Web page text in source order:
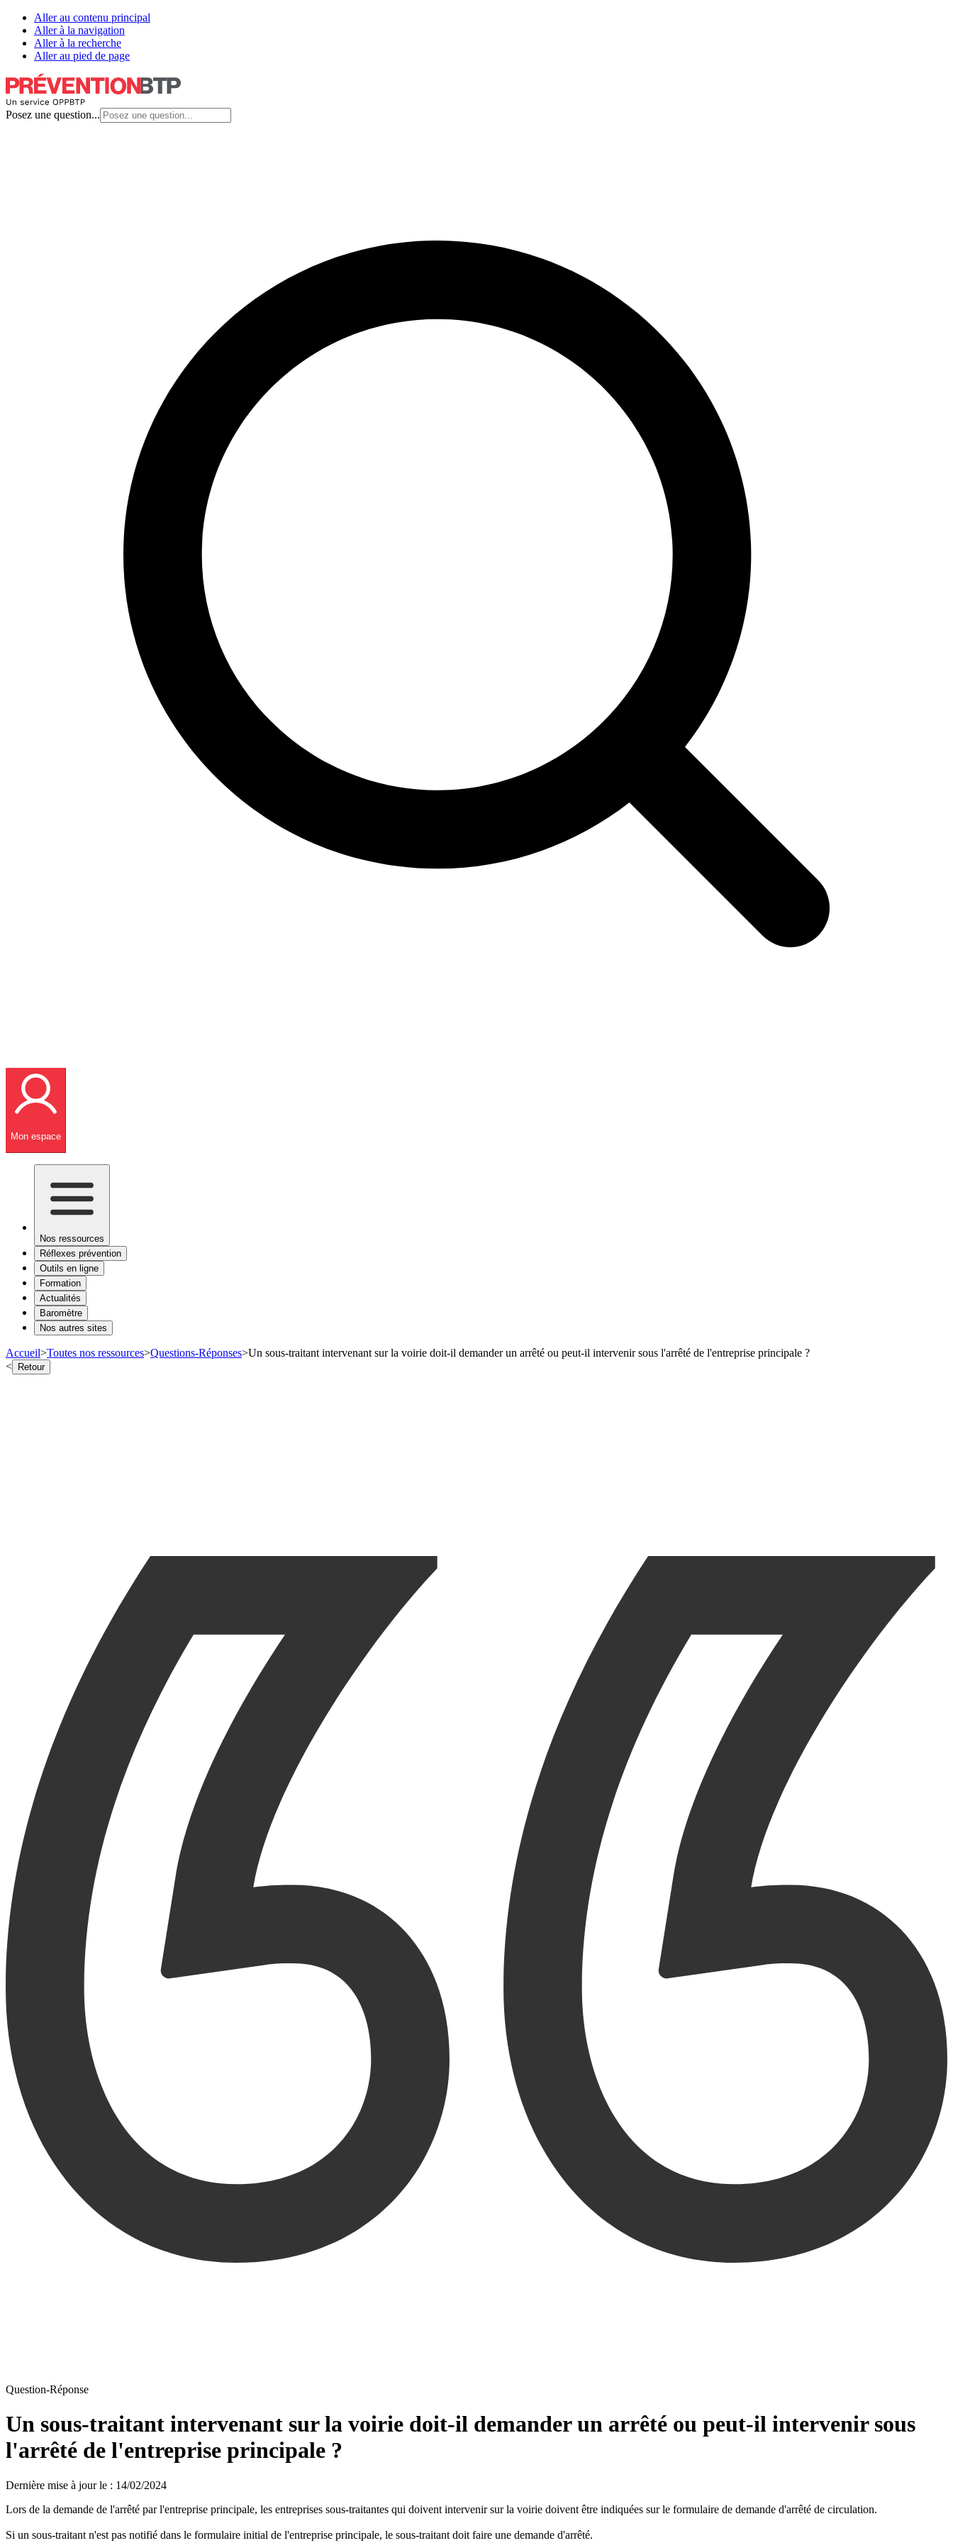
Aller au contenu principal
Aller à la navigation
Aller à la recherche
Aller au pied de page
Posez une question...
Mon espace
Nos ressources
Réflexes prévention
Outils en ligne
Formation
Actualités
Baromètre
Nos autres sites
Accueil>Toutes nos ressources>Questions-Réponses>Un sous-traitant intervenant sur la voirie doit-il demander un arrêté ou peut-il intervenir sous l'arrêté de l'entreprise principale ?
< Retour
Question-Réponse
Un sous-traitant intervenant sur la voirie doit-il demander un arrêté ou peut-il intervenir sous
l'arrêté de l'entreprise principale ?
Dernière mise à jour le : 14/02/2024
Lors de la demande de l'arrêté par l'entreprise principale, les entreprises sous-traitantes qui doivent intervenir sur la voirie doivent être indiquées sur le formulaire de demande d'arrêté de circulation.
Si un sous-traitant n'est pas notifié dans le formulaire initial de l'entreprise principale, le sous-traitant doit faire une demande d'arrêté.